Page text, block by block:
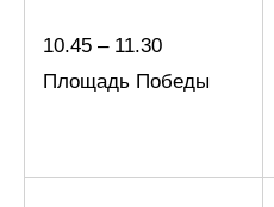
10.45 – 11.30
Площадь Победы